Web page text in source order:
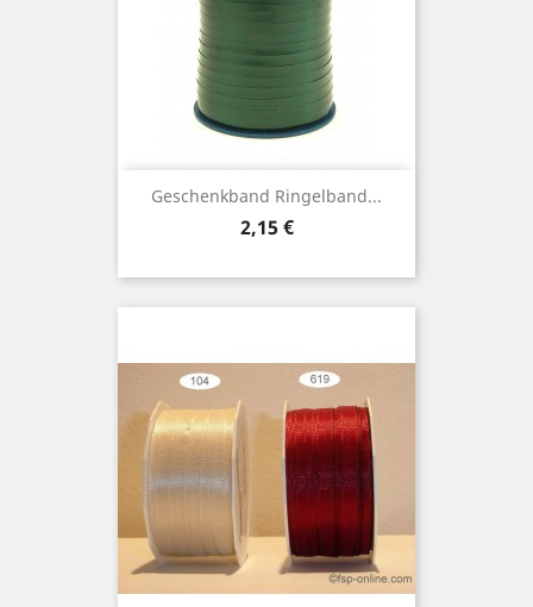
Geschenkband Ringelband...
Preis
2,15 €